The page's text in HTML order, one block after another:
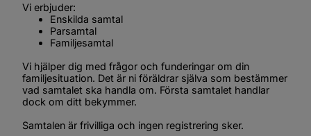
Vi erbjuder:
Enskilda samtal
Parsamtal
Familjesamtal
Vi hjälper dig med frågor och funderingar om din
familjesituation. Det är ni föräldrar själva som bestämmer
vad samtalet ska handla om. Första samtalet handlar
dock om ditt bekymmer.
Samtalen är frivilliga och ingen registrering sker.